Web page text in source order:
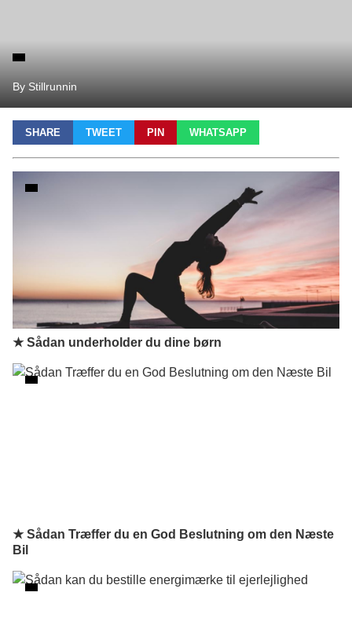
By Stillrunnin
SHARE TWEET PIN WHATSAPP
★ Sådan underholder du dine børn
★ Sådan Træffer du en God Beslutning om den Næste
Bil